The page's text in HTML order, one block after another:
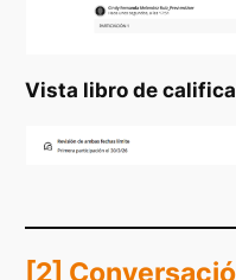
Vista libro de
[2]